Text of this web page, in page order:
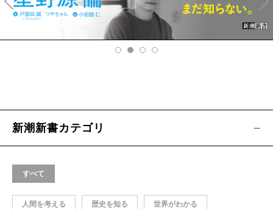
v
Ne
xt
新潮新書カテゴリ
すべて
人間を考える 歴史を知る 世界がわかる